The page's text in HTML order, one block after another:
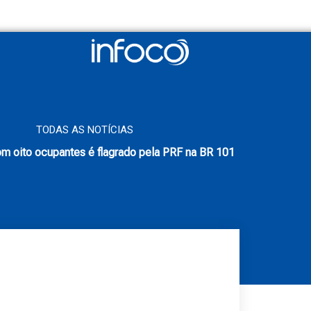
TODAS AS NOTÍCIAS
oito ocupantes é flagrado pela PRF na BR 101